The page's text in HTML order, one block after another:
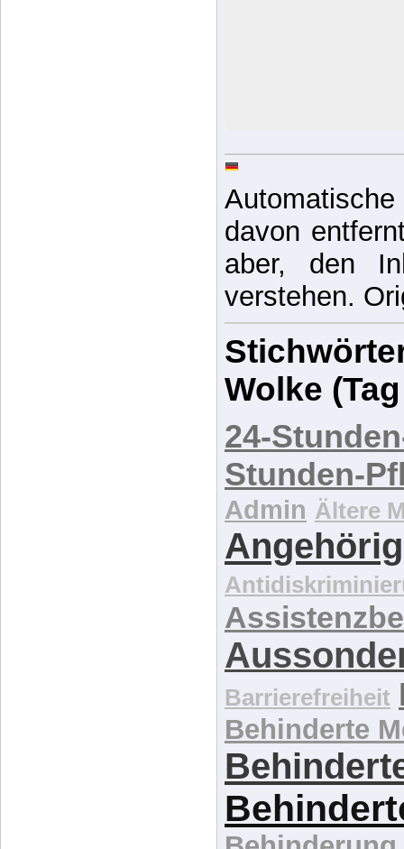
davon
aber, den
verstehen.
Wolke
24-
Stunden-
Admin Ältere
Barrierefreiheit